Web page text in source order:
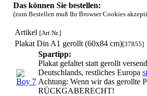
Das können Sie bestellen:
(zum Bestellen muß Ihr Browser Cookies
Artikel [Art.Nr.]
Plakat Din A1 gerollt (60x84 cm)[37855]
Spartipp:
Plakat gefaltet statt gerollt
Deutschlands, restliches Europa
Achtung: Wenn wir das gerollte
RÜCKGABERECHT!